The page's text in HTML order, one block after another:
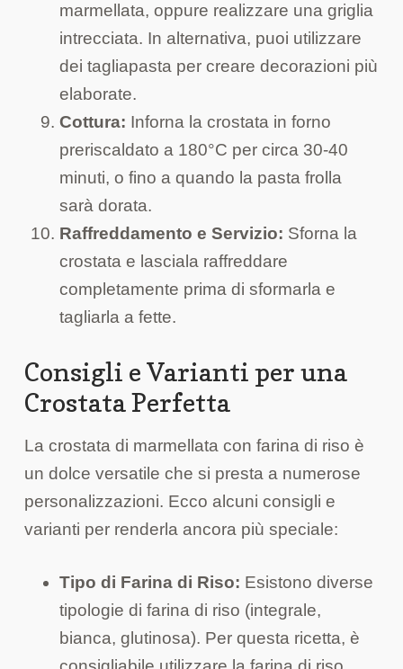
marmellata, oppure realizzare una griglia
intrecciata. In alternativa, puoi utilizzare
dei tagliapasta per creare decorazioni più
elaborate.
Cottura: Inforna la crostata in forno
preriscaldato a 180°C per circa 30-40
minuti, o fino a quando la pasta frolla
sarà dorata.
Raffreddamento e Servizio: Sforna la
crostata e lasciala raffreddare
completamente prima di sformarla e
tagliarla a fette.
Consigli e Varianti per una
Crostata Perfetta
La crostata di marmellata con farina di riso è
un dolce versatile che si presta a numerose
personalizzazioni. Ecco alcuni consigli e
varianti per renderla ancora più speciale:
Tipo di Farina di Riso: Esistono diverse
tipologie di farina di riso (integrale,
bianca, glutinosa). Per questa ricetta, è